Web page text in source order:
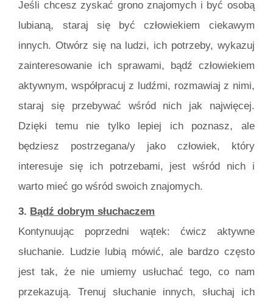
Jeśli chcesz zyskać grono znajomych i być osobą
lubianą, staraj się być człowiekiem ciekawym
innych. Otwórz się na ludzi, ich potrzeby, wykazuj
zainteresowanie ich sprawami, bądź człowiekiem
aktywnym, współpracuj z ludźmi, rozmawiaj z nimi,
staraj się przebywać wśród nich jak najwięcej.
Dzięki temu nie tylko lepiej ich poznasz, ale
będziesz postrzegana/y jako człowiek, który
interesuje się ich potrzebami, jest wśród nich i
warto mieć go wśród swoich znajomych.
3. Bądź dobrym słuchaczem
Kontynuując poprzedni wątek: ćwicz aktywne
słuchanie. Ludzie lubią mówić, ale bardzo często
jest tak, że nie umiemy usłuchać tego, co nam
przekazują. Trenuj słuchanie innych, słuchaj ich